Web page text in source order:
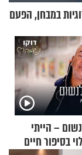
במבחן, הפעם
– הייתי
בסיפור חיים